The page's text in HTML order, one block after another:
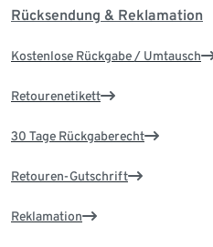
Rücksendung & Reklamation
Kostenlose Rückgabe / Umtausch
Retourenetikett
30 Tage Rückgaberecht
Retouren-Gutschrift
Reklamation